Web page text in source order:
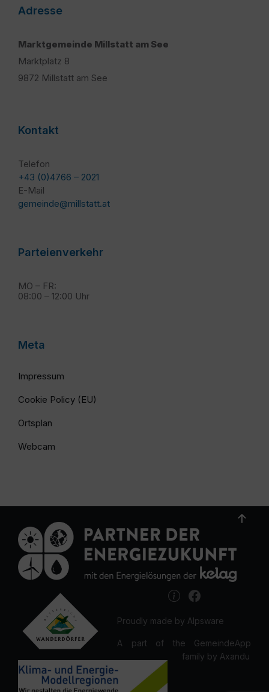
Adresse
Marktgemeinde Millstatt am See
Marktplatz 8
9872 Millstatt am See
Kontakt
Telefon
+43 (0)4766 – 2021
E-Mail
gemeinde@millstatt.at
Parteienverkehr
MO – FR:
08:00 – 12:00 Uhr
Meta
Impressum
Cookie Policy (EU)
Ortsplan
Webcam
Proudly made by Alpsware
A part of the GemeindeApp
family by Axandu